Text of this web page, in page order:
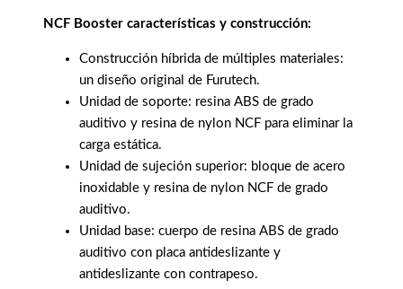
NCF Booster características y construcción:
Construcción híbrida de múltiples materiales:
un diseño original de Furutech.
Unidad de soporte: resina ABS de grado
auditivo y resina de nylon NCF para eliminar la
carga estática.
Unidad de sujeción superior: bloque de acero
inoxidable y resina de nylon NCF de grado
auditivo.
Unidad base: cuerpo de resina ABS de grado
auditivo con placa antideslizante y
antideslizante con contrapeso.